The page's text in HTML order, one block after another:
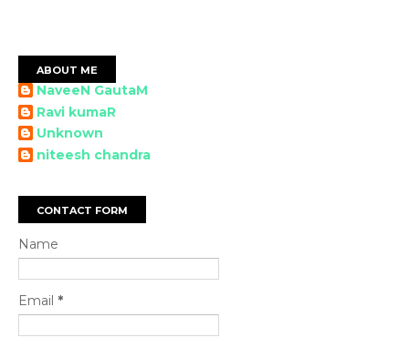
ABOUT ME
NaveeN GautaM
Ravi kumaR
Unknown
niteesh chandra
CONTACT FORM
Name
Email *